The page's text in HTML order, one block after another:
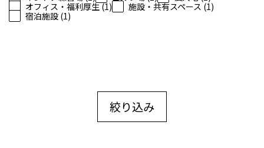
オフィス・福利厚生 (1)
施設・共有スペース (1)
宿泊施設 (1)
絞り込み